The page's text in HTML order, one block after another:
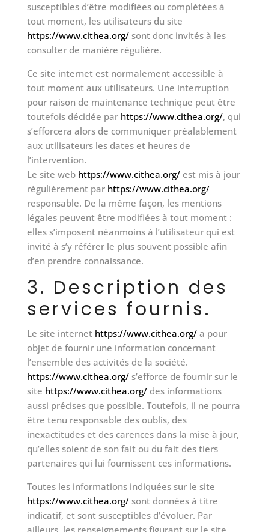
susceptibles d’être modifiées ou complétées à
tout moment, les utilisateurs du site
https://www.cithea.org/sont donc invités à les
consulter de manière régulière.
Ce site internet est normalement accessible à
tout moment aux utilisateurs. Une interruption
pour raison de maintenance technique peut être
toutefois décidée par https://www.cithea.org/, qui
s’efforcera alors de communiquer préalablement
aux utilisateurs les dates et heures de
l’intervention.
Le site web https://www.cithea.org/est mis à jour
régulièrement par https://www.cithea.org/
responsable. De la même façon, les mentions
légales peuvent être modifiées à tout moment :
elles s’imposent néanmoins à l’utilisateur qui est
invité à s’y référer le plus souvent possible afin
d’en prendre connaissance.
3. Description des
services fournis.
Le site internet https://www.cithea.org/a pour
objet de fournir une information concernant
l’ensemble des activités de la société.
https://www.cithea.org/s’efforce de fournir sur le
site https://www.cithea.org/des informations
aussi précises que possible. Toutefois, il ne pourra
être tenu responsable des oublis, des
inexactitudes et des carences dans la mise à jour,
qu’elles soient de son fait ou du fait des tiers
partenaires qui lui fournissent ces informations.
Toutes les informations indiquées sur le site
https://www.cithea.org/sont données à titre
indicatif, et sont susceptibles d’évoluer. Par
ailleurs, les renseignements figurant sur le site